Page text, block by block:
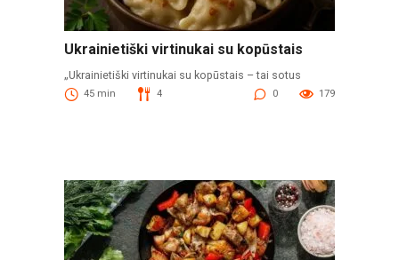
Ukrainietiški virtinukai su kopūstais
„Ukrainietiški virtinukai su kopūstais – tai sotus
45 min 4 0 179